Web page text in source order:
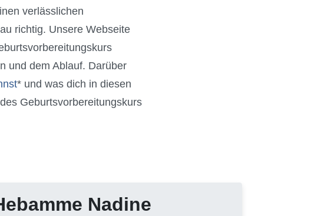
verlässlichen
richtig. Unsere Webseite
und dem Ablauf. Darüber
* und was dich in diesen
Geburtsvorbereitungskurs
Nadine